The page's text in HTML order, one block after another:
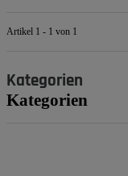
Artikel 1 - 1 von 1
Kategorien
Kategorien